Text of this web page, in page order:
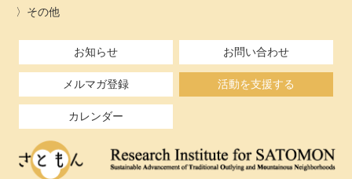
その他
お知らせ お問い合わせ
メルマガ登録 活動を支援する
カレンダー